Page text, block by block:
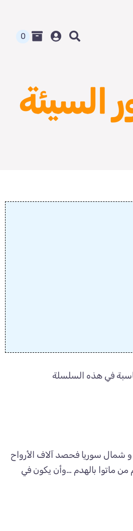
0
السيئة
في هذه السلسلة
شمال سوريا فحصد آلاف الأرواح
ماتوا بالهدم …وأن يكون في